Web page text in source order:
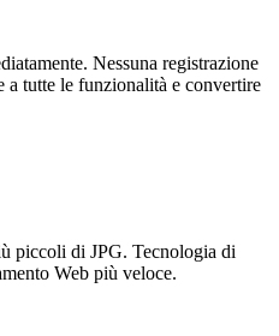
Nessuna registrazione
a tutte le funzionalità e convertire
piccoli di JPG. Tecnologia di
Web più veloce.